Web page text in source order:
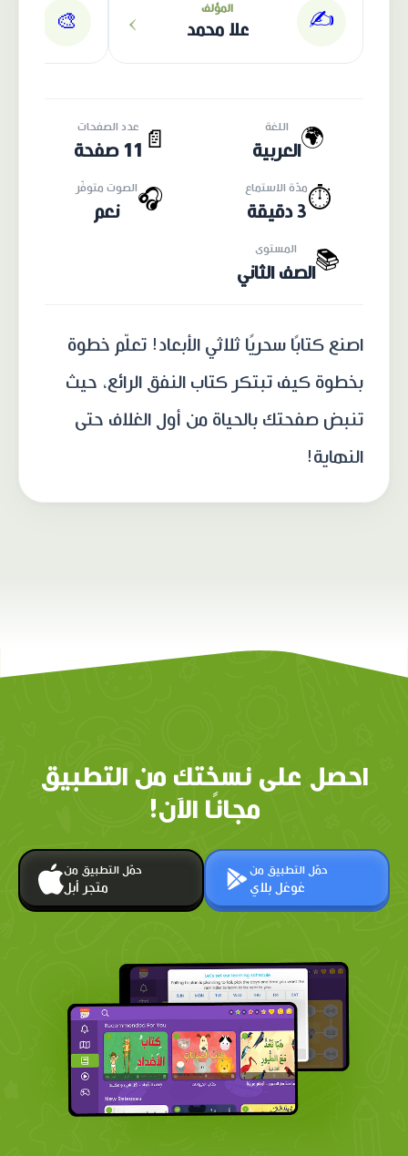
✍️ المؤلف
علا محمد ›
🎨
🌍 اللغة
العربية 📄
عدد الصفحات
11 صفحة
⏱️مدّة الاستماع
3 دقيقة
🎧الصوت متوفّر
نعم
📚 المستوى
الصف الثاني
اصنع كتابًا سحريًا ثلاثي الأبعاد! تعلّم خطوة
بخطوة كيف تبتكر كتاب النفق الرائع، حيث
تنبض صفحتك بالحياة من أول الغلاف حتى
النهاية!
احصل على نسختك من التطبيق
مجانًا الآن!
حمّل التطبيق من
متجر أبل
حمّل التطبيق من
غوغل بلاي